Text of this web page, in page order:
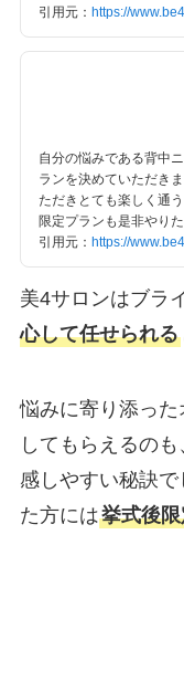
引用元： https://
自分の悩みである背中
ランを決めていただき
ただきとても楽しく通
限定プランも是非やり
引用元： https://
美4サロンはブラ
心して任せられる
悩みに寄り添っ
してもらえるの
感しやすい秘訣
た方には挙式後